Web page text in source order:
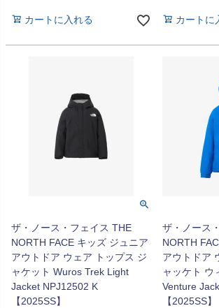
カートに入れる カートに
ザ・ノース・フェイス THE
NORTH FACE キッズ ジュニア
アウトドア ウェア トップス ジ
ャケット Wuros Trek Light
Jacket NPJ12502 K
【2025SS】
ザ・ノース
NORTH
アウトドア
ャッケト ウ
Venture
【2025SS】